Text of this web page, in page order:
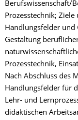
Berufswissenschaft/
Prozesstechnik;
Handlungsfelder und
Gestaltung
Prozesstechnik,
Nach Abschluss des
Handlungsfelder für
Lehr- und
didaktischen